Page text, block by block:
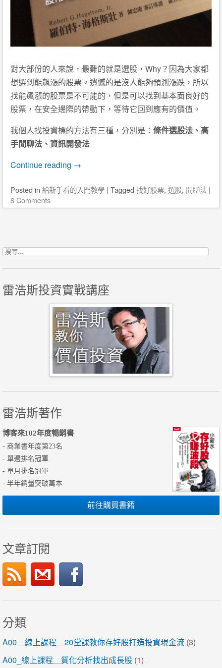
對大部份的人來說，最難的就是選股，Why？因為大家都
想選到能飆漲的股票。遺憾的是沒人能夠預測漲跌，所以
找能飆漲的股票是不可能的，但是可以找到基本面良好的
股票，在安全邊際的帶動下，等待它回到應有的價值。
我個人找投資標的方法有三種，分別是： 條件選股法、高
手閒聊法、資訊開發法
Continue reading →
Posted in 給新手看的入門教學 | Tagged 找好股票, 選股, 閒聊法 |
6 Comments
搜尋關鍵字:
雷浩斯投資實戰講座
雷浩斯著作
博客來102年度暢銷書
- 商業書年度第23名
- 單週排名冠軍
- 單月排名冠軍
- 半年銷量突破萬本
前往購買書籍
文章訂閱
分類
A00＿線上課程＿20堂課教你存好股打造投資現金流 (3)
A00_線上課程＿質化分析找出成長股 (1)